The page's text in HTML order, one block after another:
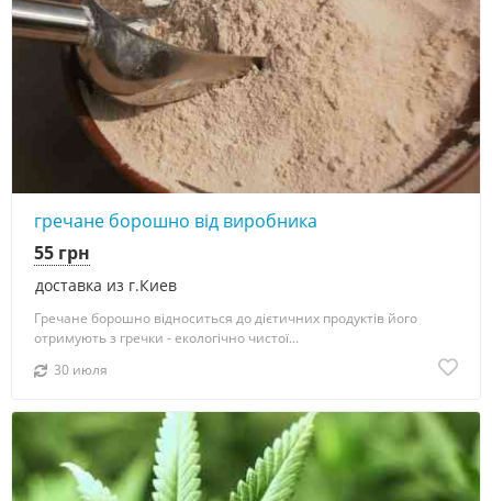
гречане борошно від виробника
доставка из г.Киев
55 грн
Гречане борошно відноситься до дієтичних продуктів його
отримують з гречки - екологічно чистої...
30 июля